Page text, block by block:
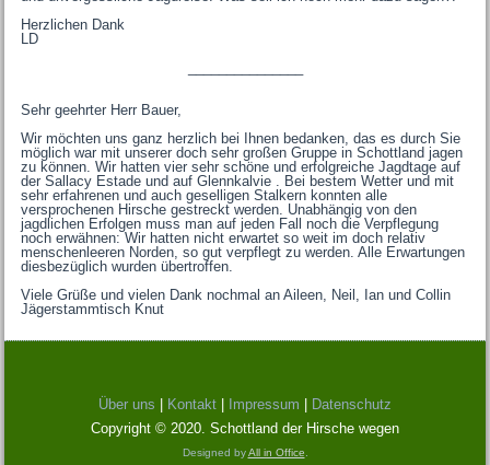
Herzlichen Dank
LD
Sehr geehrter Herr Bauer,
Wir möchten uns ganz herzlich bei Ihnen bedanken, das es durch Sie
möglich war mit unserer doch sehr großen Gruppe in Schottland jagen
zu können. Wir hatten vier sehr schöne und erfolgreiche Jagdtage auf
der Sallacy Estade und auf Glennkalvie . Bei bestem Wetter und mit
sehr erfahrenen und auch geselligen Stalkern konnten alle
versprochenen Hirsche gestreckt werden. Unabhängig von den
jagdlichen Erfolgen muss man auf jeden Fall noch die Verpflegung
noch erwähnen: Wir hatten nicht erwartet so weit im doch relativ
menschenleeren Norden, so gut verpflegt zu werden. Alle Erwartungen
diesbezüglich wurden übertroffen.
Viele Grüße und vielen Dank nochmal an Aileen, Neil, Ian und Collin
Jägerstammtisch Knut
Über uns Kontakt Impressum
Datenschutz
Copyright © 2020. Schottland der Hirsche wegen
Designed byAll in Office.